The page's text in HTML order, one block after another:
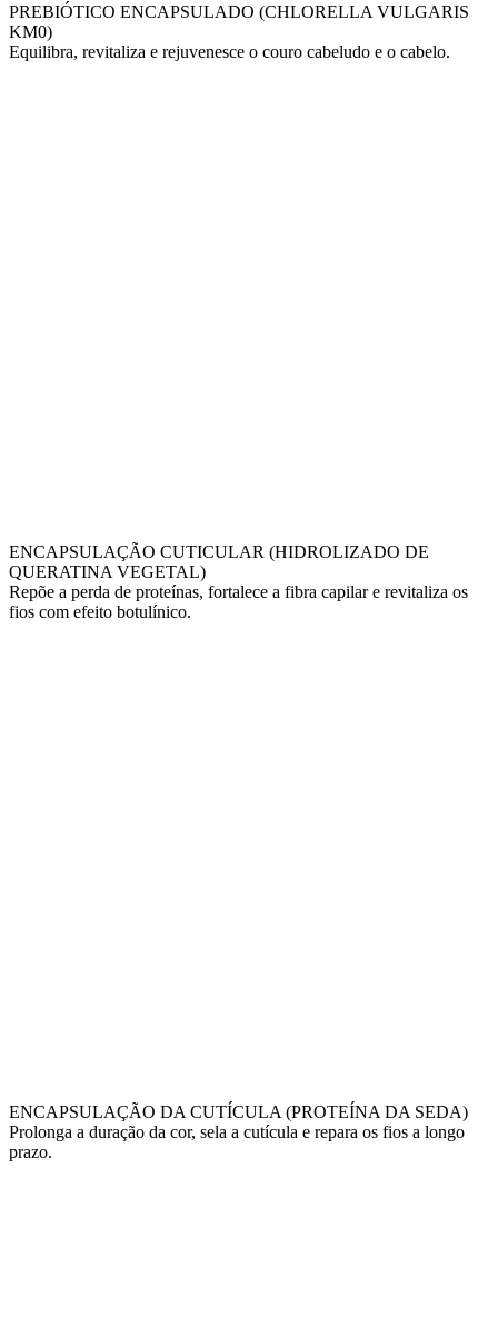
PREBIÓTICO ENCAPSULADO (CHLORELLA VULGARIS
KM0)
Equilibra, revitaliza e rejuvenesce o couro cabeludo e o cabelo.
ENCAPSULAÇÃO CUTICULAR (HIDROLIZADO DE
QUERATINA VEGETAL)
Repõe a perda de proteínas, fortalece a fibra capilar e revitaliza os
fios com efeito botulínico.
ENCAPSULAÇÃO DA CUTÍCULA (PROTEÍNA DA SEDA)
Prolonga a duração da cor, sela a cutícula e repara os fios a longo
prazo.